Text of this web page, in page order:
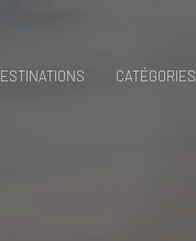
CATÉGORIES